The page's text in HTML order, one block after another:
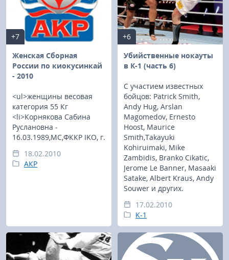
+7
Женская Сборная
России по киокусинкай
- 2010
<ul>женщины весовая
категория 55 Кг
<li>Корнякова Сабина
Руслановна -
16.03.1989,МС,ФККР IKO, г.
18.02.2010
АКР
+6
Убийственные нокауты
в К-1 (часть 6)
С участием известных
бойцов: Patrick Smith,
Andy Hug, Arslan
Magomedov, Ernesto
Hoost, Maurice
Smith,Takayuki
Kohiruimaki, Mike
Zambidis, Branko Cikatic,
Jerome Le Banner, Masaaki
Satake, Albert Kraus, Andy
Souwer и других.
17.02.2010
K-1